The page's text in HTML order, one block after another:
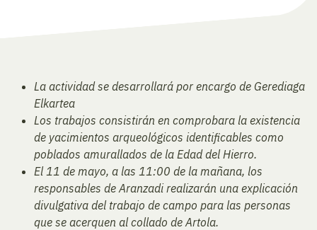
La actividad se desarrollará por encargo de Gerediaga
Elkartea
Los trabajos consistirán en comprobara la existencia
de yacimientos arqueológicos identificables como
poblados amurallados de la Edad del Hierro.
El 11 de mayo, a las 11:00 de la mañana, los
responsables de Aranzadi realizarán una explicación
divulgativa del trabajo de campo para las personas
que se acerquen al collado de Artola.